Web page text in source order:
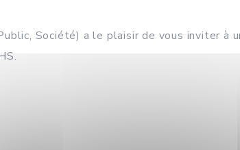
Société) a le plaisir de vous inviter à